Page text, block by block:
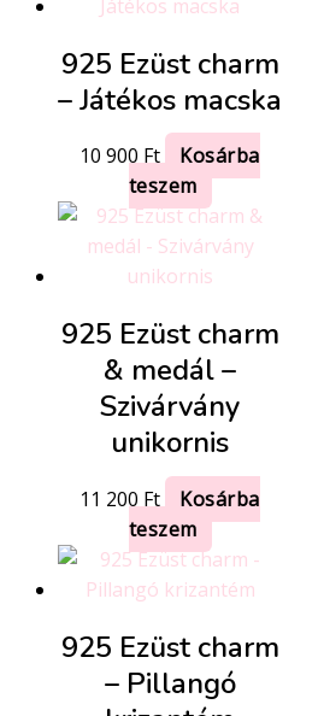
925 Ezüst charm
– Játékos macska
10 900Ft
Kosárba
teszem
925 Ezüst charm
& medál –
Szivárvány
unikornis
11 200 Ft
Kosárba
teszem
925 Ezüst charm
– Pillangó